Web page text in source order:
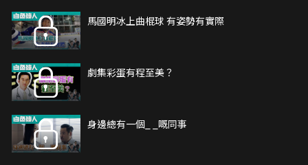
馬國明冰上曲棍球 有姿勢有實際
劇集彩蛋有程至美？
身邊總有一個_ _嘅同事